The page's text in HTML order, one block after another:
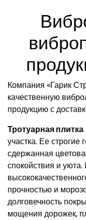
Компания «Гарик
качественную
продукцию с
Тротуарная плитка
участка. Ее
сдержанная
спокойствия и
прочностью и
долговечность
мощения дорожек,